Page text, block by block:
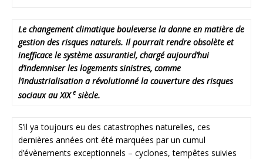
Le changement climatique bouleverse la donne en matière de
gestion des risques naturels. Il pourrait rendre obsolète et
inefficace le système assurantiel, chargé aujourd’hui
d’indemniser les logements sinistres, comme
l’industrialisation a révolutionné la couverture des risques
sociaux au XIX e siècle.
S’il ya toujours eu des catastrophes naturelles, ces
dernières années ont été marquées par un cumul
d’évènements exceptionnels – cyclones, tempêtes suivies